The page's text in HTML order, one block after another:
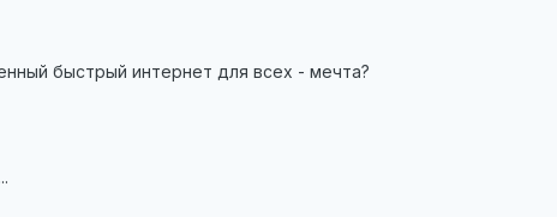
быстрый интернет для всех - мечта?